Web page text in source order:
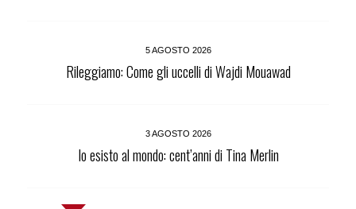
5 AGOSTO 2026
Rileggiamo: Come gli uccelli di Wajdi Mouawad
3 AGOSTO 2026
Io esisto al mondo: cent’anni di Tina Merlin